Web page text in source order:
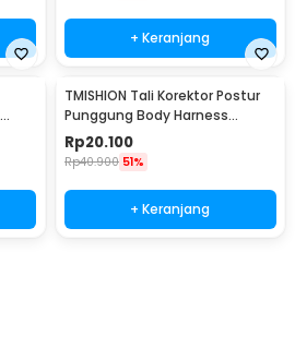
+ Keranjang
TMISHION Tali Korektor Postur
Punggung Body Harness
Posture Corrector - BBJ-16
Rp20.100
Rp40.900 51%
+ Keranjang